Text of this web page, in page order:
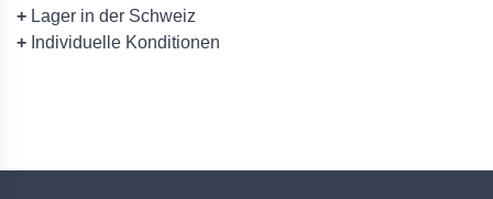
+ Lager in der Schweiz
+ Individuelle Konditionen